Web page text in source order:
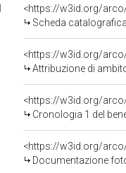
<https://w3id.org/
Scheda
<https://w3id.org/
Attribuzione di
<https://w3id.org/
Cronologia 1 del
Documentazione